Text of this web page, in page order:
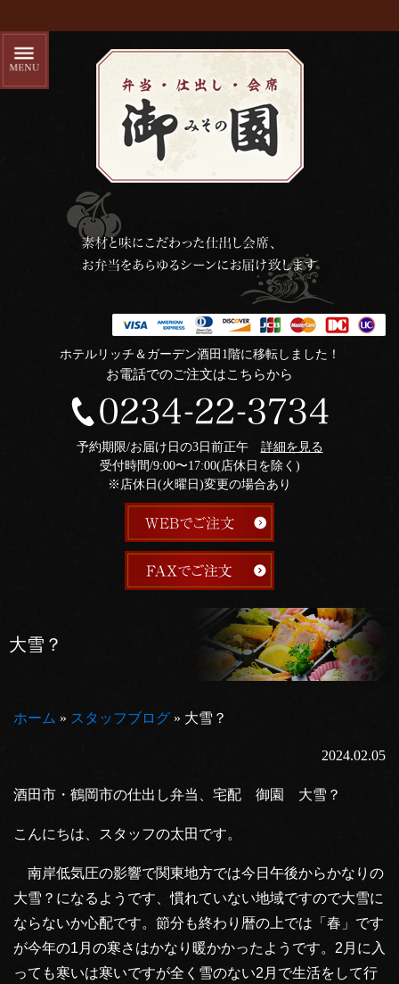
ホテルリッチ＆ガーデン酒田1階に移転しました！
お電話でのご注文はこちらから
予約期限/お届け日の3日前正午 詳細を見る
受付時間/9:00〜17:00(店休日を除く)
※店休日(火曜日)変更の場合あり
大雪？
ホーム » スタッフブログ » 大雪？
2024.02.05
酒田市・鶴岡市の仕出し弁当、宅配 御園 大雪？
こんにちは、スタッフの太田です。
南岸低気圧の影響で関東地方では今日午後からかなりの
大雪？になるようです、慣れていない地域ですので大雪に
ならないか心配です。節分も終わり暦の上では「春」です
が今年の1月の寒さはかなり暖かかったようです。2月に入
っても寒いは寒いですが全く雪のない2月で生活をして行